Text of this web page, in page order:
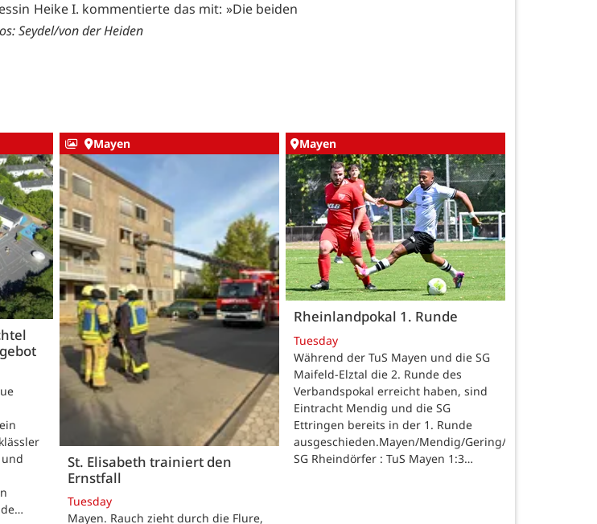
Heike I. kommentierte das mit: »Die beiden
Seydel/von der Heiden
Mayen
St. Elisabeth trainiert den
Ernstfall
Tuesday
Mayen. Rauch zieht durch die Flure,
Mayen
Rheinlandpokal 1. Runde
Tuesday
Während der TuS Mayen und die SG
Maifeld-Elztal die 2. Runde des
Verbandspokal erreicht haben, sind
Eintracht Mendig und die SG
Ettringen bereits in der 1. Runde
ausgeschieden.Mayen/Mendig/Gering/Ettringen.
SG Rheindörfer : TuS Mayen 1:3…